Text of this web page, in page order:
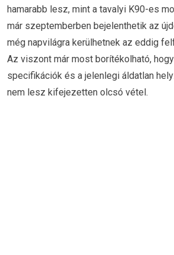
hamarabb lesz, mint a tavalyi K90-es
már szeptemberben bejelenthetik az
még napvilágra kerülhetnek az eddig
Az viszont már most borítékolható,
specifikációk és a jelenlegi áldatlan
nem lesz kifejezetten olcsó vétel.